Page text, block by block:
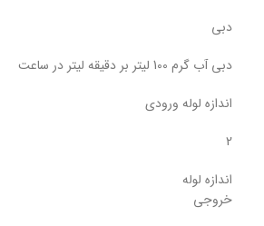
دبی
دبی آب گرم 100 لیتر بر دقیقه لیتر در ساعت
اندازه لوله ورودی
2
اندازه لوله
خروجی